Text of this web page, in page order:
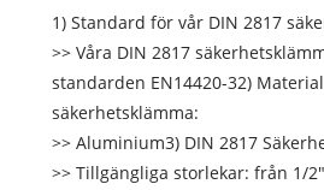
1) Standard för vår DIN 2817
>> Våra DIN 2817
standarden EN14420-32)
säkerhetsklämma:
>> Aluminium3) DIN 2817
>> Tillgängliga storlekar: från 1/